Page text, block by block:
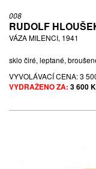
008
RUDOLF
VÁZA MILENCI, 1941
sklo čiré, leptané,
VYVOLÁVACÍ CENA:3
VYDRAŽENO ZA: 3 600